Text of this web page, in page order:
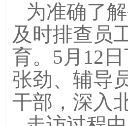
为准确了
及时排查员
育。5月12
张劲、辅导
干部，深入